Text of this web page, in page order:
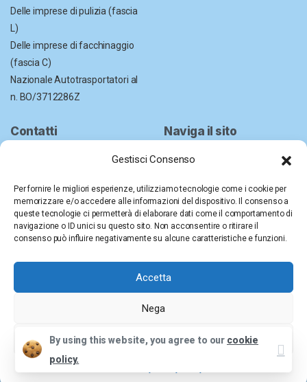
Gestisci Consenso
Per fornire le migliori esperienze, utilizziamo tecnologie come i cookie per
memorizzare e/o accedere alle informazioni del dispositivo. Il consenso a
queste tecnologie ci permetterà di elaborare dati come il comportamento di
navigazione o ID unici su questo sito. Non acconsentire o ritirare il
consenso può influire negativamente su alcune caratteristiche e funzioni.
Accetta
Nega
Visualizza le preferenze
Delle imprese di pulizia (fascia
L)
Delle imprese di facchinaggio
(fascia C)
Nazionale Autotrasportatori al
n. BO/3712286Z
Contatti
segreteria@ciclat.it
ciclat-bo@pec.ciclat.it
Naviga il sito
Chi siamo
Governance
Le associate
Certificazioni
Privacy Policy
By using this website, you agree to our cookie
policy.